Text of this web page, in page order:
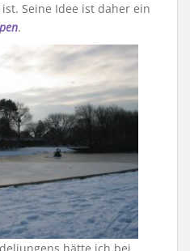
Seine Idee ist daher ein
.